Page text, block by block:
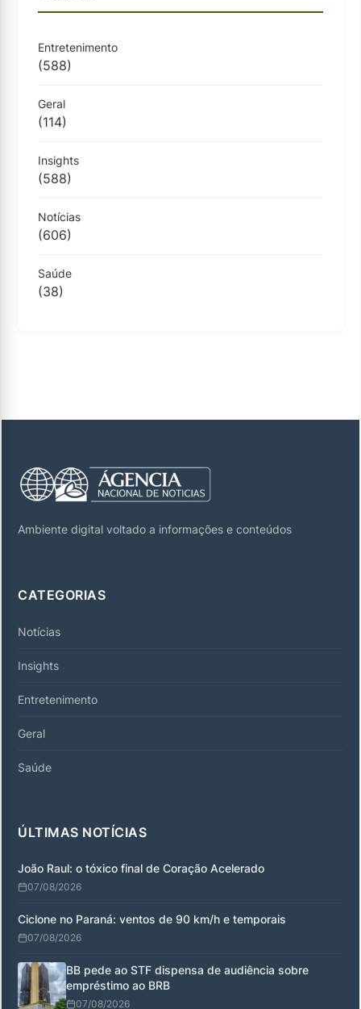
Entretenimento
(588)
Geral
(114)
Insights
(588)
Notícias
(606)
Saúde
(38)
Ambiente digital voltado a informações e conteúdos
CATEGORIAS
Notícias
Insights
Entretenimento
Geral
Saúde
ÚLTIMAS NOTÍCIAS
João Raul: o tóxico final de Coração Acelerado
07/08/2026
Ciclone no Paraná: ventos de 90 km/h e temporais
07/08/2026
BB pede ao STF dispensa de audiência sobre
empréstimo ao BRB
07/08/2026